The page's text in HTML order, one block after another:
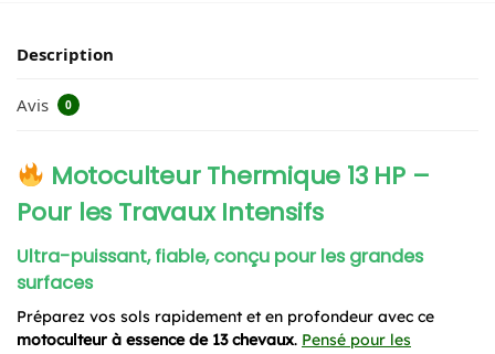
Description
Avis 0
Motoculteur Thermique 13 HP –
Pour les Travaux Intensifs
Ultra-puissant, fiable, conçu pour les grandes
surfaces
Préparez vos sols rapidement et en profondeur avec ce
motoculteur à essence de 13 chevaux. Pensé pour les